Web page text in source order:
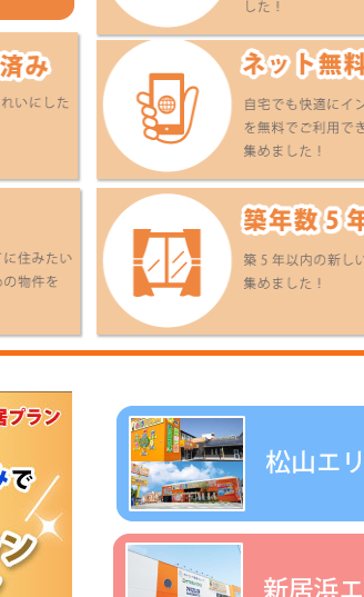
予讃線 今治駅 15
分
アパート
1K
グレースモア
分
アパート
1K
3.0 万円